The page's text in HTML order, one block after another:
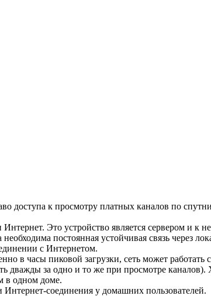
доступа к просмотру платных каналов по
Это устройство является сервером и к
постоянная устойчивая связь через
с Интернетом.
в часы пиковой загрузки, сеть может работать
дважды за одно и то же при просмотре каналов).
в одном доме.
соединения у домашних пользователей.